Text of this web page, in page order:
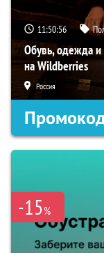
11:50:55
Обувь, одежда и
на Wildberries
Россия
-15%